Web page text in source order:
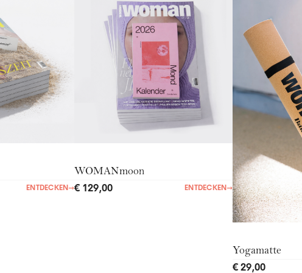
ENTDECKEN→
WOMANmoon
€ 129,00 ENTDECKEN→
Yogamatte
€ 29,00